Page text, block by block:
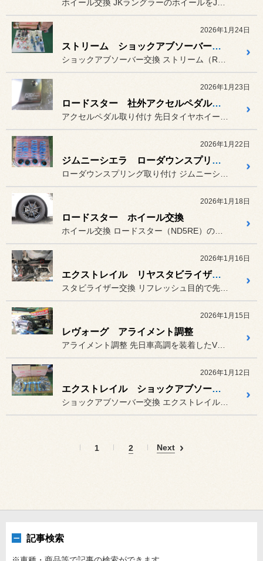
2026年1月24日
ストリーム ショックアブソーバー交換
2026年1月23日
ロードスター 社外アクセルペダル取り付け
2026年1月22日
ジムニーシエラ ローダウンスプリング取り付け
2026年1月18日
ロードスター ホイール交換
2026年1月16日
エクストレイル リヤスタビライザー交換
2026年1月15日
レヴォーグ アライメント調整
2026年1月12日
エクストレイル ショックアブソーバー交換
1 2 Next
記事検索